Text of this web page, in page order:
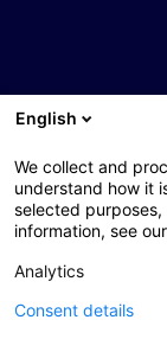
English
We collect and
understand how it
selected purposes,
information, see
Analytics
Consent details